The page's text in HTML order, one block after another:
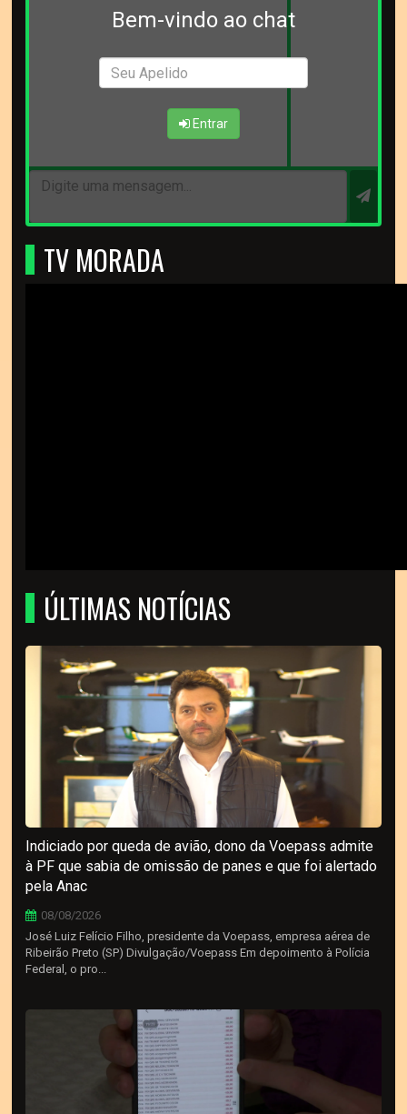
Bem-vindo ao chat
Entrar
TV MORADA
ÚLTIMAS NOTÍCIAS
Indiciado por queda de avião, dono da Voepass admite
à PF que sabia de omissão de panes e que foi alertado
pela Anac
08/08/2026
José Luiz Felício Filho, presidente da Voepass, empresa aérea de
Ribeirão Preto (SP) Divulgação/Voepass Em depoimento à Polícia
Federal, o pro...